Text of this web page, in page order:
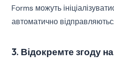
Forms можуть
автоматично
3. Відокремте згоду